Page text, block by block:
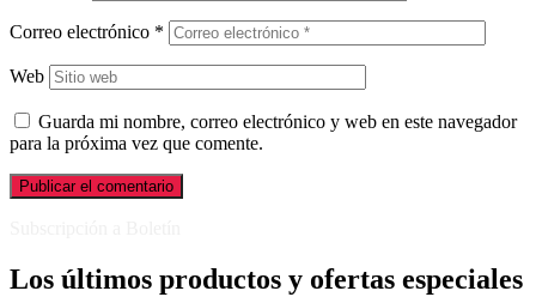
Correo electrónico *
Web
Guarda mi nombre, correo electrónico y web en este navegador
para la próxima vez que comente.
Los últimos productos y ofertas especiales